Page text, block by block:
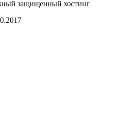
защищенный хостинг